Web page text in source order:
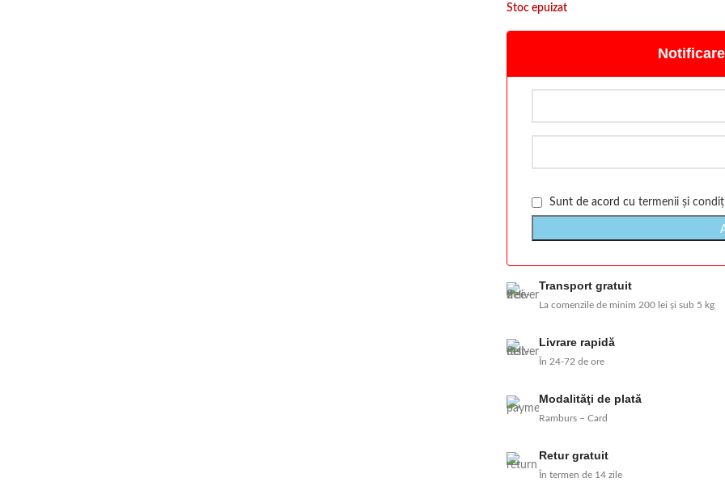
Stoc epuizat
Sunt de acord cu termenii și
Transport gratuit
La comenzile de minim 200 lei și sub 5 kg
Livrare rapidă
În 24-72 de ore
Modalităţi de plată
Ramburs – Card
Retur gratuit
În termen de 14 zile